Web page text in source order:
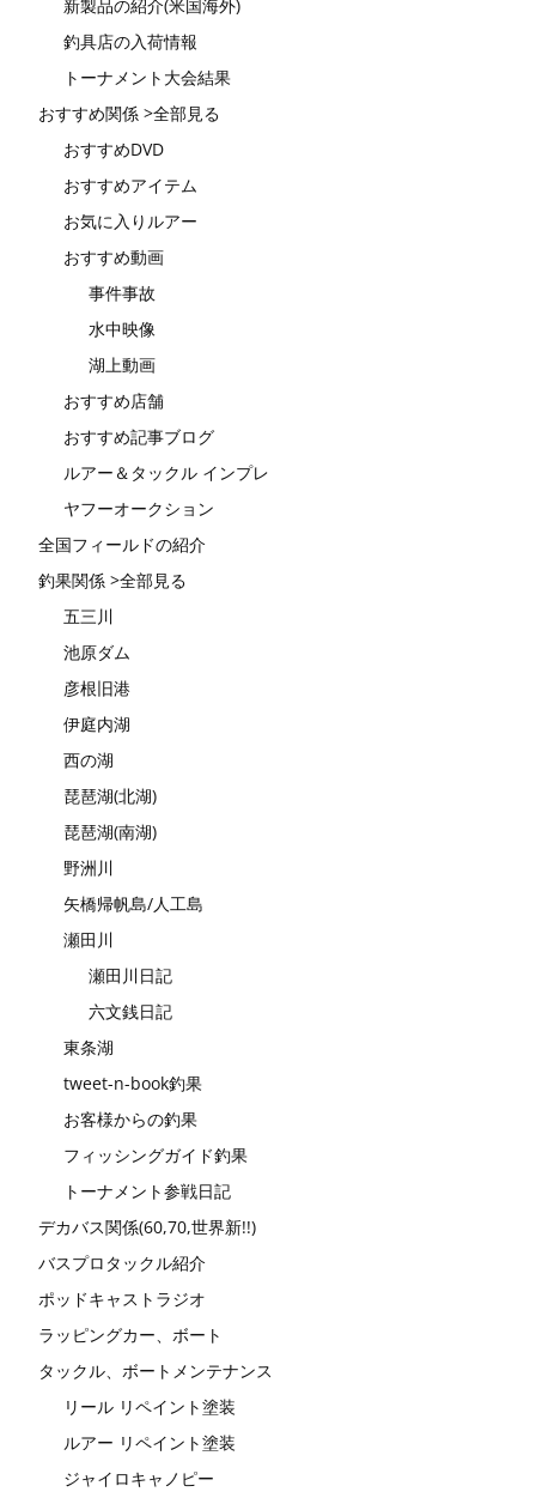
新製品の紹介(米国海外)
釣具店の入荷情報
トーナメント大会結果
おすすめ関係 >全部見る
おすすめDVD
おすすめアイテム
お気に入りルアー
おすすめ動画
事件事故
水中映像
湖上動画
おすすめ店舗
おすすめ記事ブログ
ルアー＆タックル インプレ
ヤフーオークション
全国フィールドの紹介
釣果関係 >全部見る
五三川
池原ダム
彦根旧港
伊庭内湖
西の湖
琵琶湖(北湖)
琵琶湖(南湖)
野洲川
矢橋帰帆島/人工島
瀬田川
瀬田川日記
六文銭日記
東条湖
tweet-n-book釣果
お客様からの釣果
フィッシングガイド釣果
トーナメント参戦日記
デカバス関係(60,70,世界新!!)
バスプロタックル紹介
ポッドキャストラジオ
ラッピングカー、ボート
タックル、ボートメンテナンス
リール リペイント塗装
ルアー リペイント塗装
ジャイロキャノピー